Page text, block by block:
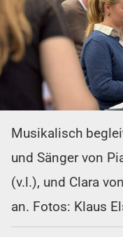
Musikalisch
und Sänger von
(v.l.), und Clara
an. Fotos: Klaus